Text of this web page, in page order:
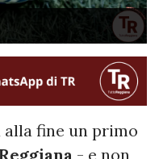
alla fine un primo
Reggiana - e non